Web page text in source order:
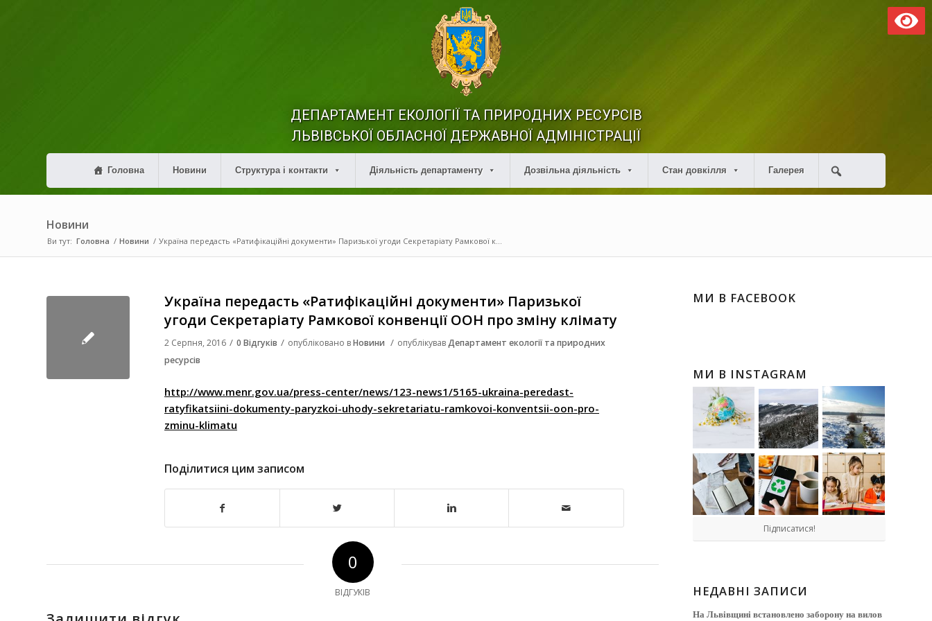
ДЕПАРТАМЕНТ ЕКОЛОГІЇ ТА ПРИРОДНИХ РЕСУРСІВ
ЛЬВІВСЬКОЇ ОБЛАСНОЇ ДЕРЖАВНОЇ АДМІНІСТРАЦІЇ
Головна Новини Структура і контакти Діяльність департаменту Дозвільна діяльність Стан довкілля Галерея
Новини
Ви тут: Головна / Новини / Україна передасть «Ратифікаційні документи» Паризької угоди Секретаріату Рамкової к...
Україна передасть «Ратифікаційні документи» Паризької
угоди Секретаріату Рамкової конвенції ООН про зміну клімату
2 Серпня, 2016 / 0 Відгуків / опубліковано вНовини / опублікувавДепартамент екології та природних
ресурсів
http://www.menr.gov.ua/press-center/news/123-news1/5165-ukraina-peredast-
ratyfikatsiini-dokumenty-paryzkoi-uhody-sekretariatu-ramkovoi-konventsii-oon-pro-
zminu-klimatu
Поділитися цим записом
0
ВІДГУКІВ
МИ В FACEBOOK
МИ В INSTAGRAM
Підписатися!
НЕДАВНІ ЗАПИСИ
На Львівщині встановлено заборону на вилов